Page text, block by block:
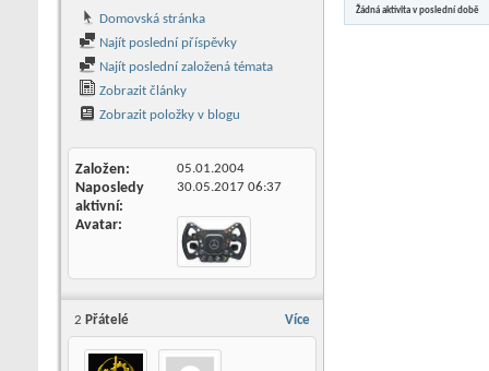
Domovská stránka
Najít poslední příspěvky
Najít poslední založená témata
Zobrazit články
Zobrazit položky v blogu
Založen 05.01.2004
Naposledy
aktivní
30.05.2017 06:37
Avatar
Více
2 Přátelé
Žádná aktivita v poslední době